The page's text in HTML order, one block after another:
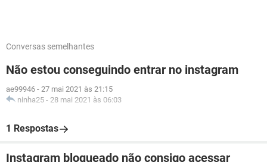
Conversas semelhantes
Não estou conseguindo entrar no instagram
ae99946 - 27 mai 2021 às 21:15
ninha25 - 28 mai 2021 às 06:03
1 Respostas
Instagram bloqueado não consigo acessar